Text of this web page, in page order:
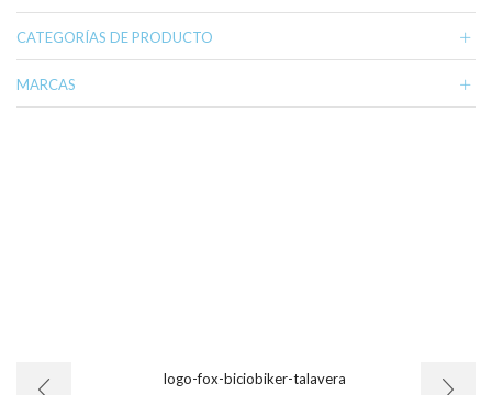
CATEGORÍAS DE PRODUCTO
MARCAS